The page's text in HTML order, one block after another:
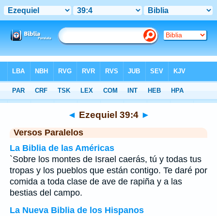
>Ezequiel Capítulo 39 > Verso 4
◄ Ezequiel 39:4 ►
Versos Paralelos
La Biblia de las Américas
`Sobre los montes de Israel caerás, tú y todas tus
tropas y los pueblos que están contigo. Te daré por
comida a toda clase de ave de rapiña y a las
bestias del campo.
La Nueva Biblia de los Hispanos